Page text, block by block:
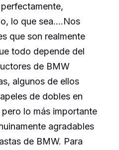
lo que sea….Nos
que son realmente
todo depende del
de BMW
algunos de ellos
de dobles en
lo más importante
agradables
de BMW. Para